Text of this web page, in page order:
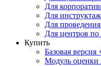
Для
Для
Для
Для центров по
Купить
Базовая версия
Модуль оценки